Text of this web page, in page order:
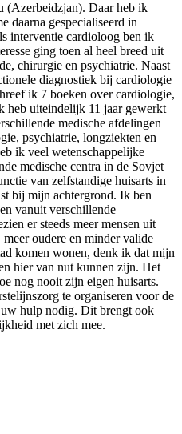
(Azerbeidzjan). Daar heb ik
daarna gespecialiseerd in
interventie cardioloog ben ik
ging toen al heel breed uit
chirurgie en psychiatrie. Naast
diagnostiek bij cardiologie
ik 7 boeken over cardiologie,
heb uiteindelijk 11 jaar gewerkt
medische afdelingen
psychiatrie, longziekten en
ik veel wetenschappelijke
medische centra in de Sovjet
van zelfstandige huisarts in
bij mijn achtergrond. Ik ben
vanuit verschillende
er steeds meer mensen uit
oudere en minder valide
komen wonen, denk ik dat mijn
hier van nut kunnen zijn. Het
nog nooit zijn eigen huisarts.
te organiseren voor de
hulp nodig. Dit brengt ook
met zich mee.